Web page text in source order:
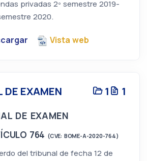
privadas 2º semestre 2019-
2020.
Vista web
DE EXAMEN 1 1
DE EXAMEN
764 (CVE: BOME-A-2020-764)
del tribunal de fecha 12 de